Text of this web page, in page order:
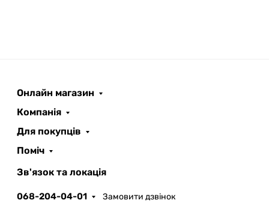
Онлайн магазин
Компанія
Для покупців
Поміч
Зв'язок та локація
068-204-04-01 Замовити дзвінок